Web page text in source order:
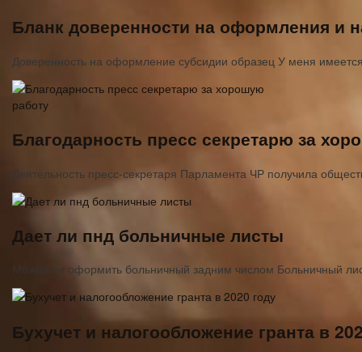
Бланк доверенности на оформления и
Доверенность на оформление субсидии образец У меня
Благодарность пресс секретарю за
Деятельность пресс-секретаря Парламента ЧР получила
Дает ли пнд больничные листы
Можно ли оформить больничный задним числом Больничный
Бухучет и налогообложение гранта в